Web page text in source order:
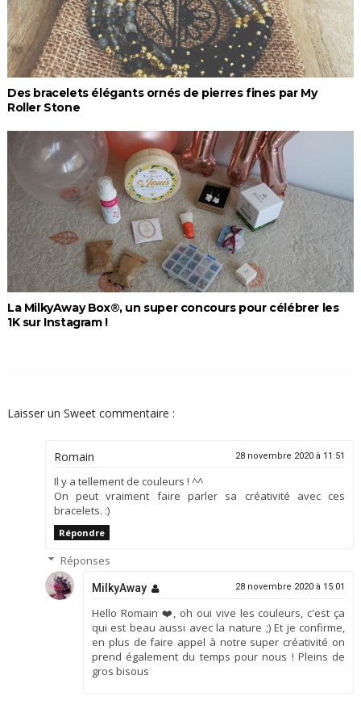
Des bracelets élégants ornés de pierres fines par My
Roller Stone
La MilkyAway Box®, un super concours pour célébrer les
1K sur Instagram !
Laisser un Sweet commentaire :
Romain 28 novembre 2020 à 11:51
Il y a tellement de couleurs ! ^^
On peut vraiment faire parler sa créativité avec ces
bracelets. :)
Répondre
Réponses
MilkyAway 28 novembre 2020 à 15:01
Hello Romain ❤️, oh oui vive les couleurs, c'est ça
qui est beau aussi avec la nature ;) Et je confirme,
en plus de faire appel à notre super créativité on
prend également du temps pour nous ! Pleins de
gros bisous